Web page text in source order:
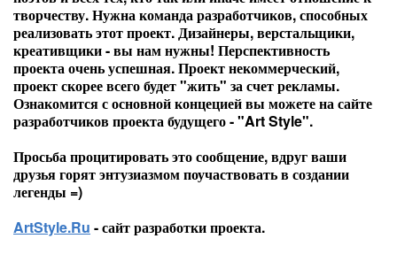
творчеству. Нужна команда разработчиков, способных
реализовать этот проект. Дизайнеры, верстальщики,
креативщики - вы нам нужны! Перспективность
проекта очень успешная. Проект некоммерческий,
проект скорее всего будет "жить" за счет рекламы.
Ознакомится с основной концецией вы можете на сайте
разработчиков проекта будущего - "Art Style".
Просьба процитировать это сообщение, вдруг ваши
друзья горят энтузиазмом поучаствовать в создании
легенды =)
ArtStyle.Ru - сайт разработки проекта.